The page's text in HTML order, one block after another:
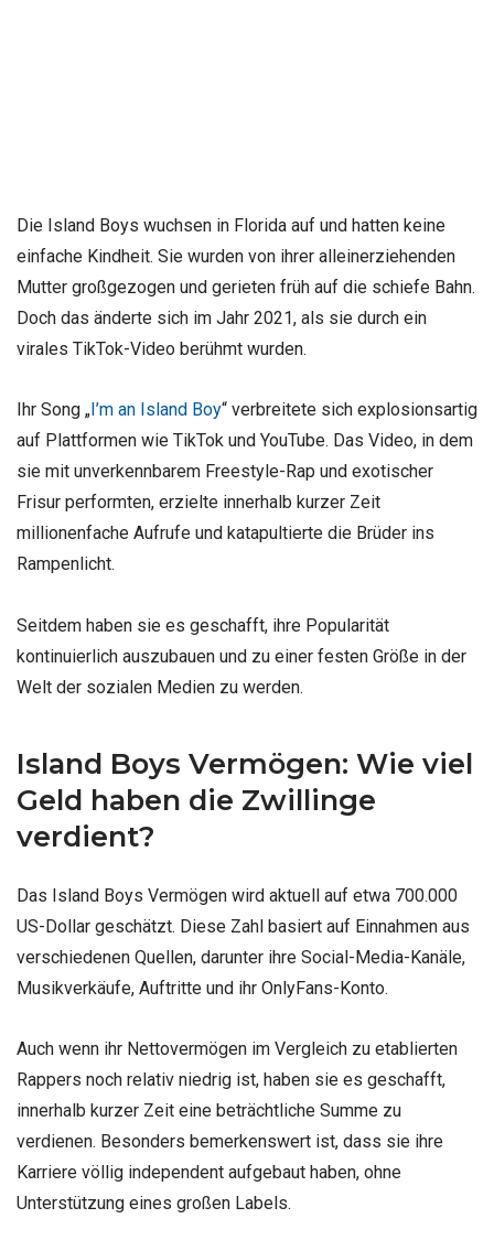
Die Island Boys wuchsen in Florida auf und hatten keine
einfache Kindheit. Sie wurden von ihrer alleinerziehenden
Mutter großgezogen und gerieten früh auf die schiefe Bahn.
Doch das änderte sich im Jahr 2021, als sie durch ein
virales TikTok-Video berühmt wurden.
Ihr Song „ I’m an Island Boy“ verbreitete sich explosionsartig
auf Plattformen wie TikTok und YouTube. Das Video, in dem
sie mit unverkennbarem Freestyle-Rap und exotischer
Frisur performten, erzielte innerhalb kurzer Zeit
millionenfache Aufrufe und katapultierte die Brüder ins
Rampenlicht.
Seitdem haben sie es geschafft, ihre Popularität
kontinuierlich auszubauen und zu einer festen Größe in der
Welt der sozialen Medien zu werden.
Island Boys Vermögen: Wie viel
Geld haben die Zwillinge
verdient?
Das Island Boys Vermögen wird aktuell auf etwa 700.000
US-Dollar geschätzt. Diese Zahl basiert auf Einnahmen aus
verschiedenen Quellen, darunter ihre Social-Media-Kanäle,
Musikverkäufe, Auftritte und ihr OnlyFans-Konto.
Auch wenn ihr Nettovermögen im Vergleich zu etablierten
Rappers noch relativ niedrig ist, haben sie es geschafft,
innerhalb kurzer Zeit eine beträchtliche Summe zu
verdienen. Besonders bemerkenswert ist, dass sie ihre
Karriere völlig independent aufgebaut haben, ohne
Unterstützung eines großen Labels.